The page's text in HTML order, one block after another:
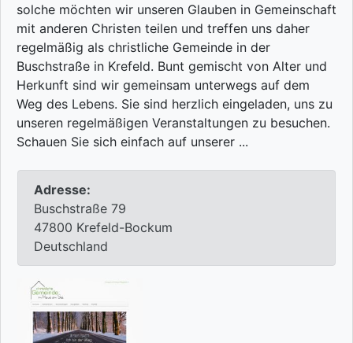
solche möchten wir unseren Glauben in Gemeinschaft
mit anderen Christen teilen und treffen uns daher
regelmäßig als christliche Gemeinde in der
Buschstraße in Krefeld. Bunt gemischt von Alter und
Herkunft sind wir gemeinsam unterwegs auf dem
Weg des Lebens. Sie sind herzlich eingeladen, uns zu
unseren regelmäßigen Veranstaltungen zu besuchen.
Schauen Sie sich einfach auf unserer ...
Adresse:
Buschstraße 79
47800 Krefeld-Bockum
Deutschland